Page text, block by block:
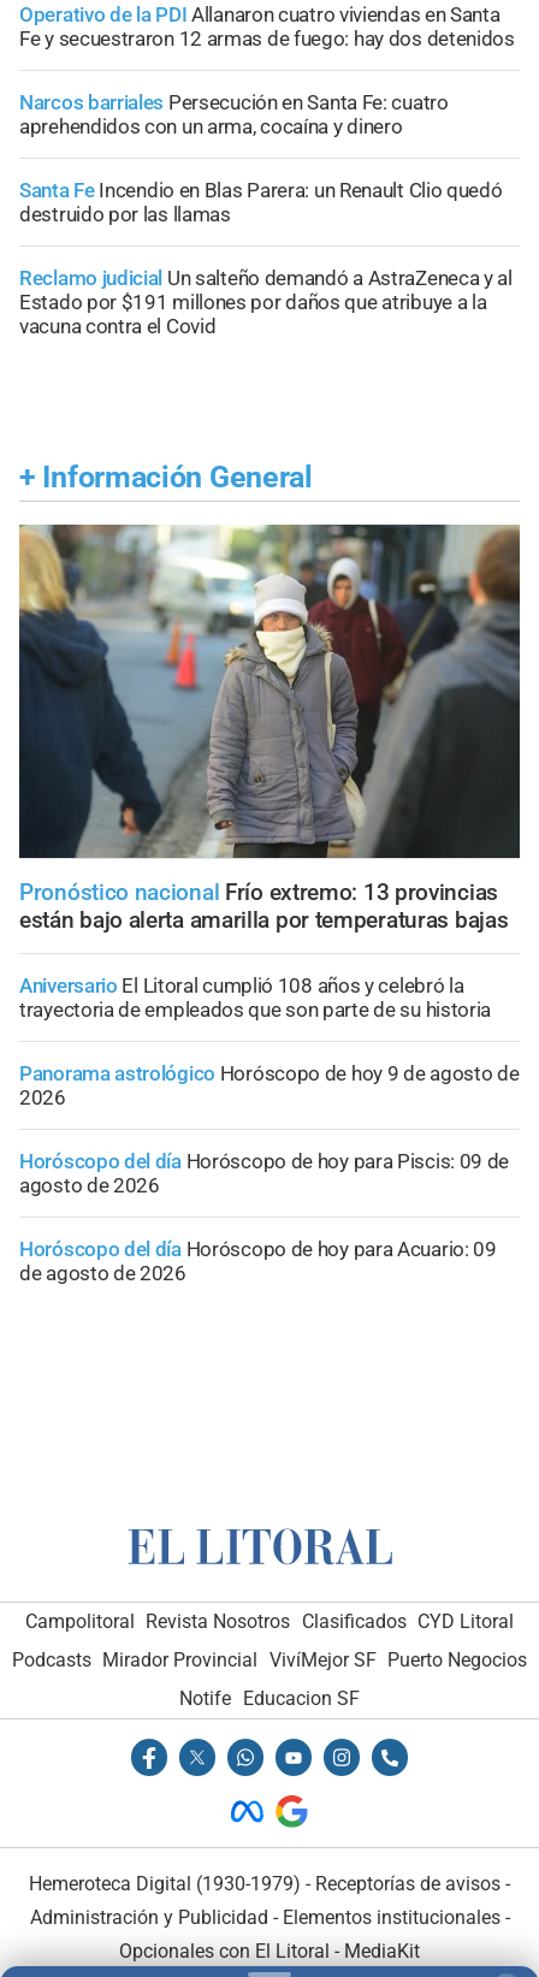
Operativo de la PDI Allanaron cuatro viviendas en Santa
Fe y secuestraron 12 armas de fuego: hay dos detenidos
Narcos barriales Persecución en Santa Fe: cuatro
aprehendidos con un arma, cocaína y dinero
Santa Fe Incendio en Blas Parera: un Renault Clio quedó
destruido por las llamas
Reclamo judicial Un salteño demandó a AstraZeneca y al
Estado por $191 millones por daños que atribuye a la
vacuna contra el Covid
+ Información General
Pronóstico nacional Frío extremo: 13 provincias
están bajo alerta amarilla por temperaturas bajas
Aniversario El Litoral cumplió 108 años y celebró la
trayectoria de empleados que son parte de su historia
Panorama astrológico Horóscopo de hoy 9 de agosto de
2026
Horóscopo del día Horóscopo de hoy para Piscis: 09 de
agosto de 2026
Horóscopo del día Horóscopo de hoy para Acuario: 09
de agosto de 2026
Campolitoral Revista Nosotros Clasificados CYD Litoral
Podcasts Mirador Provincial VivíMejor SF Puerto Negocios
Notife
Educacion SF
Hemeroteca Digital (1930-1979) - Receptorías de avisos -
Administración y Publicidad - Elementos institucionales-
Opcionales con El Litoral - MediaKit